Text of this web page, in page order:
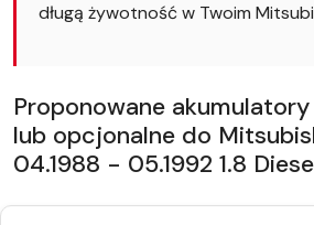
długą żywotność w Twoim
Proponowane
lub opcjonalne do
04.1988 - 05.1992 1.8